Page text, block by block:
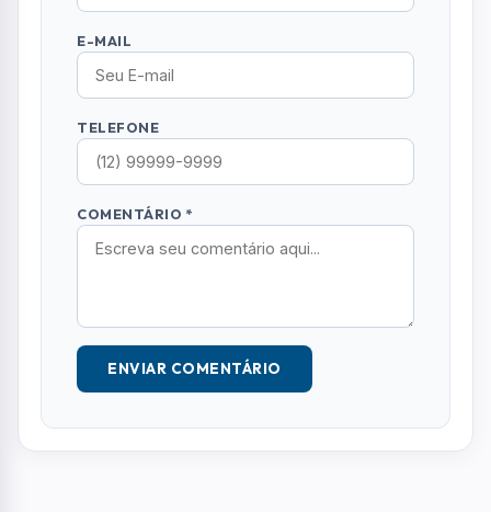
ENVIAR COMENTÁRIO
Mais Lidas
Prefeitura
02 GILBERTO FREITAS
Coluna Social: confira quem marcou
03SÃO JOSE DOS CAMPOS
Após cinco anos de funcionamento,